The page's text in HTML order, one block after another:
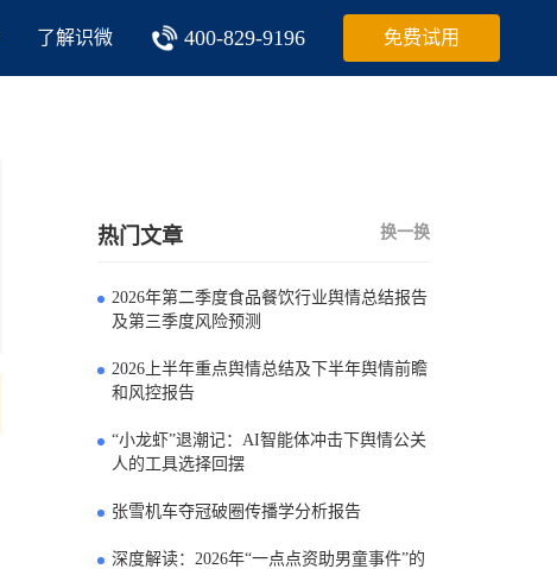
了解识微 400-829-9196 免费试用
热门文章 换一换
2026年第二季度食品餐饮行业舆情总结报告
及第三季度风险预测
2026上半年重点舆情总结及下半年舆情前瞻
和风控报告
“小龙虾”退潮记：AI智能体冲击下舆情公关
人的工具选择回摆
张雪机车夺冠破圈传播学分析报告
深度解读：2026年“一点点资助男童事件”的